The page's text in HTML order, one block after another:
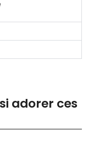
adorer ces